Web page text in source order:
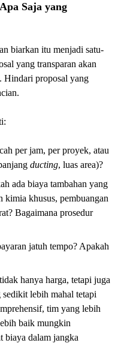
Saja yang
biarkan itu menjadi satu-
yang transparan akan
Hindari proposal yang
per jam, per proyek, atau
ducting, luas area)?
ada biaya tambahan yang
kimia khusus, pembuangan
Bagaimana prosedur
jatuh tempo? Apakah
hanya harga, tetapi juga
lebih mahal tetapi
tim yang lebih
baik mungkin
biaya dalam jangka